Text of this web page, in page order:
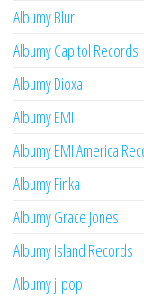
Albumy Blur
Albumy Capitol Records
Albumy Dioxa
Albumy EMI
Albumy EMI America
Albumy Finka
Albumy Grace Jones
Albumy Island Records
Albumy j-pop